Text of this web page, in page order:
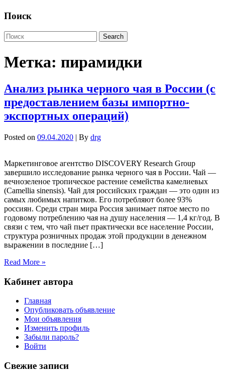
Поиск
Метка: пирамидки
Анализ рынка черного чая в России (с
предоставлением базы импортно-
экспортных операций)
Posted on 09.04.2020 | By drg
Маркетинговое агентство DISCOVERY Research Group
завершило исследование рынка черного чая в России. Чай —
вечнозеленое тропическое растение семейства камелиевых
(Camellia sinensis). Чай для российских граждан — это один из
самых любимых напитков. Его потребляют более 93%
россиян. Среди стран мира Россия занимает пятое место по
годовому потреблению чая на душу населения — 1,4 кг/год. В
связи с тем, что чай пьет практически все население России,
структура розничных продаж этой продукции в денежном
выражении в последние […]
Read More »
Кабинет автора
Главная
Опубликовать объявление
Мои объявления
Изменить профиль
Забыли пароль?
Войти
Свежие записи